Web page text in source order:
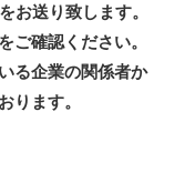
お送り致します。
ご確認ください。
る企業の関係者か
ります。